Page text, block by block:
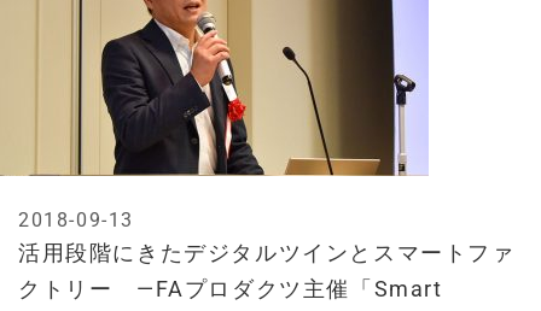
活用段階にきたデジタルツインとスマートファ
クトリー —FAプロダクツ主催「Smart
2018-09-13